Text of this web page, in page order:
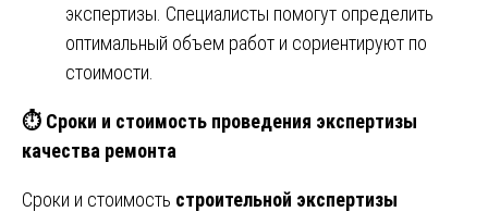
экспертизы. Специалисты помогут определить
оптимальный объем работ и сориентируют по
стоимости.
⏱️ Сроки и стоимость проведения экспертизы
качества ремонта
Сроки и стоимость строительной экспертизы